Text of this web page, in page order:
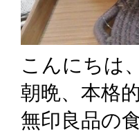
こんにちは
朝晩、本格
無印良品の